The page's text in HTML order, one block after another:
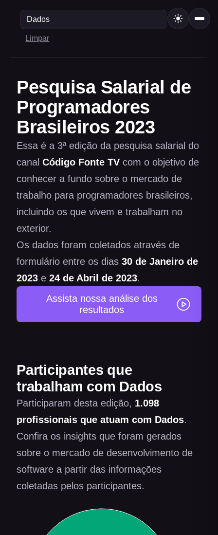
Pesquisa Salarial de
Programadores
Brasileiros 2023
Essa é a 3ª edição da pesquisa salarial do
canalCódigo Fonte TV com o objetivo de
conhecer a fundo sobre o mercado de
trabalho para programadores brasileiros,
incluindo os que vivem e trabalham no
exterior.
Os dados foram coletados através de
formulário entre os dias 30 de Janeiro de
2023 e24 de Abril de 2023.
Assista nossa análise dos
resultados
Participantes que
trabalham com Dados
Participaram desta edição, 1.098
profissionaisque atuam com Dados.
Confira os insights que foram gerados
sobre o mercado de desenvolvimento de
software a partir das informações
coletadas pelos participantes.